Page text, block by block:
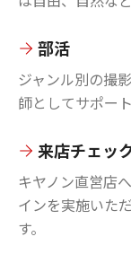
部活
ジャンル別の撮
師としてサポート
来店チェッ
キヤノン直営店
インを実施いた
す。